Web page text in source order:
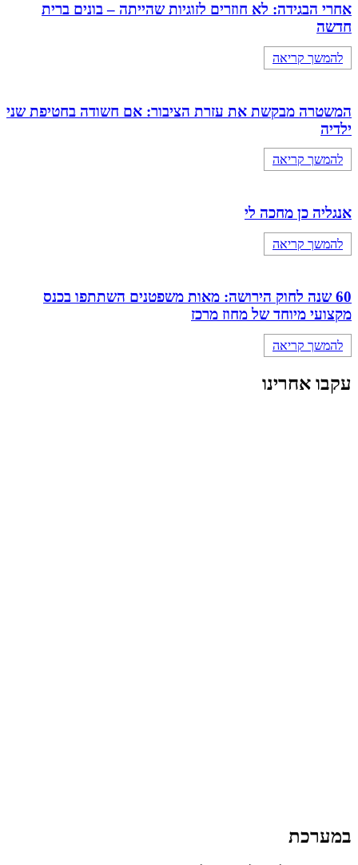
אחרי הבגידה: לא חוזרים לזוגיות שהייתה – בונים ברית
חדשה
להמשך קריאה
המשטרה מבקשת את עזרת הציבור: אם חשודה בחטיפת שני
ילדיה
להמשך קריאה
אנגליה כן מחכה לי
להמשך קריאה
60 שנה לחוק הירושה: מאות משפטנים השתתפו בכנס
מקצועי מיוחד של מחוז מרכז
להמשך קריאה
עקבו אחרינו
במערכת